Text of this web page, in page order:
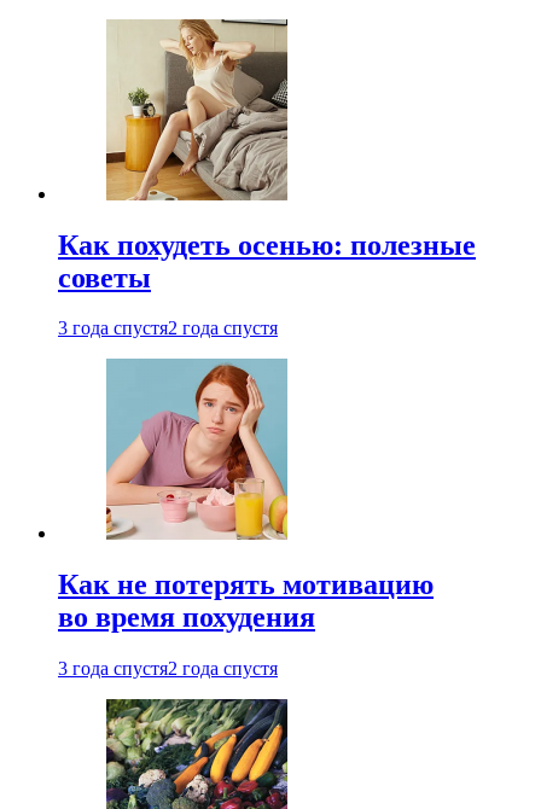
Как похудеть осенью: полезные
советы
3 года спустя2 года спустя
Как не потерять мотивацию
во время похудения
3 года спустя2 года спустя